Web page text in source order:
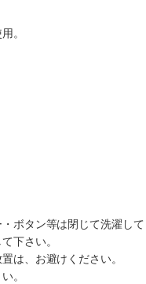
。
ボタン等は閉じて洗濯して
下さい。
は、お避けください。
。